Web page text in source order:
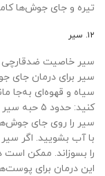
تیره و جای جوش‌ها
۱۲. سیر
سیر خاصیت ضدقارچی
سیر برای درمان جای
سیاه و قهوه‌ای به‌جا
کنید: حدود
سیر را روی جای
با آب بشویید. اگر
را بسوزاند. ممکن
این درمان برای